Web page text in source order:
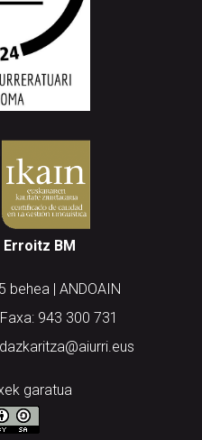
BM
behea | ANDOAIN
943 300 731
garatua